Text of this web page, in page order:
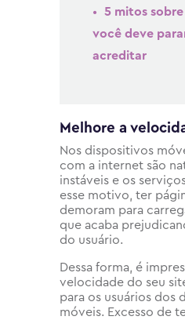
5 mitos sobre
você deve
acreditar
Melhore a
Nos dispositivos
com a internet são
instáveis e os
esse motivo, ter
demoram para
que acaba
do usuário.
Dessa forma, é
velocidade do seu
para os usuários dos
móveis. Excesso de